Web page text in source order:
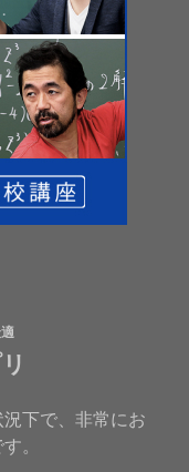
下で、非常にお
。